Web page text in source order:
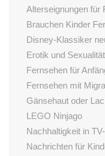
Alterseignungen für
Brauchen Kinder
Disney-Klassiker
Erotik und
Fernsehen für
Fernsehen mit
Gänsehaut oder
LEGO Ninjago
Nachhaltigkeit in
Nachrichten für